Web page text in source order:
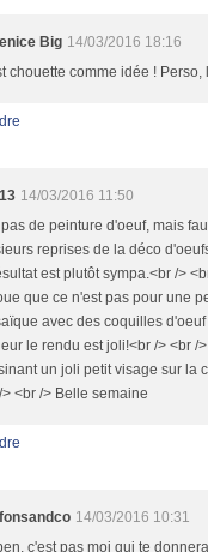
Big 14/03/2016 18:16
chouette comme idée !
14/03/2016 11:50
pas de peinture d'oeuf, mais
reprises de la déco
est plutôt sympa.<br />
que ce n'est pas pour une
avec des coquilles
le rendu est joli!<br /> <br /
un joli petit visage sur la
<br /> Belle semaine
14/03/2016 10:31
c'est pas moi qui te